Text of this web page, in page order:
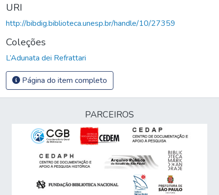
URI
http://bibdig.biblioteca.unesp.br/handle/10/27359
Coleções
L’Adunata dei Refrattari
Página do item completo
PARCEIROS